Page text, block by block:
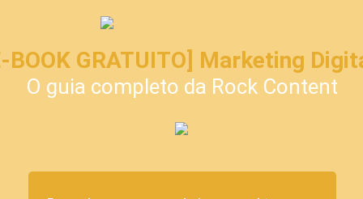
BOOK GRATUITO] Marketing
O guia completo da Rock Content